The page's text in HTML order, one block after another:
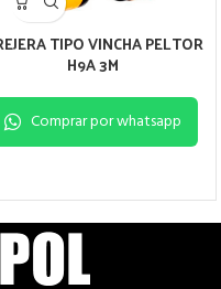
TIPO VINCHA PELTOR
H9A 3M
Comprar por whatsapp